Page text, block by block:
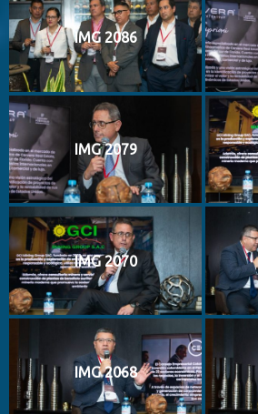
IMG 2086
IMG 2079
IMG 2070
IMG 2068